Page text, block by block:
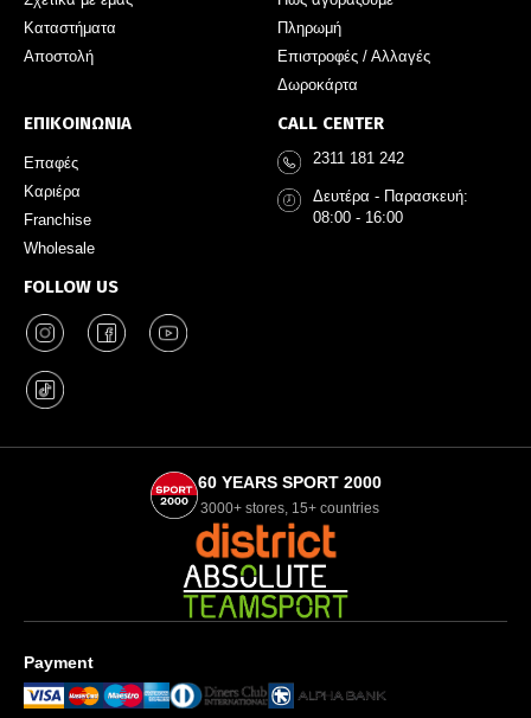
Καταστήματα
Αποστολή
Πληρωμή
Επιστροφές / Αλλαγές
Δωροκάρτα
ΕΠΙΚΟΙΝΩΝΙΑ
Επαφές
Καριέρα
Franchise
Wholesale
FOLLOW US
CALL CENTER
2311 181 242
Δευτέρα - Παρασκευή:
08:00 - 16:00
60 YEARS SPORT 2000
3000+ stores, 15+ countries
Payment